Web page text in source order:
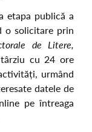
etapa publică a
o solicitare prin
de Litere,
cu 24 ore
urmând
datele de
pe întreaga